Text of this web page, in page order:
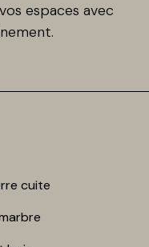
espaces avec
cuite